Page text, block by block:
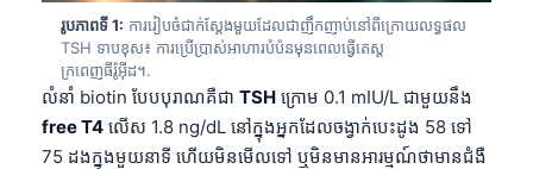
រូបភាពទី 1: ការរៀបចំជាក់ស្តែងមួយដែលជាញឹកញាប់នៅពីក្រោយលទ្ធផល
TSH ទាបខុស៖ ការប្រើប្រាស់អាហារបំប៉នមុនពេលធ្វើតេស្ត
ក្រពេញធីរ៉ូអ៊ីដ។.
លំនាំ biotin បែបបុរាណគឺជា TSH ក្រោម 0.1 mIU/L ជាមួយនឹង
free T4 លើស 1.8 ng/dL នៅក្នុងអ្នកដែលចង្វាក់បេះដូង 58 ទៅ
75 ដងក្នុងមួយនាទី ហើយមិនមើលទៅ ឬមិនមានអារម្មណ៍ថាមានជំងឺ